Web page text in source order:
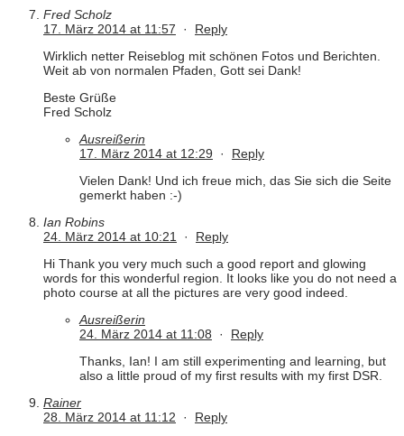
Fred Scholz
17. März 2014 at 11:57 · Reply
Wirklich netter Reiseblog mit schönen Fotos und Berichten.
Weit ab von normalen Pfaden, Gott sei Dank!
Beste Grüße
Fred Scholz
Ausreißerin
17. März 2014 at 12:29 · Reply
Vielen Dank! Und ich freue mich, das Sie sich die Seite
gemerkt haben :-)
Ian Robins
24. März 2014 at 10:21 · Reply
Hi Thank you very much such a good report and glowing
words for this wonderful region. It looks like you do not need a
photo course at all the pictures are very good indeed.
Ausreißerin
24. März 2014 at 11:08 · Reply
Thanks, Ian! I am still experimenting and learning, but
also a little proud of my first results with my first DSR.
Rainer
28. März 2014 at 11:12 · Reply